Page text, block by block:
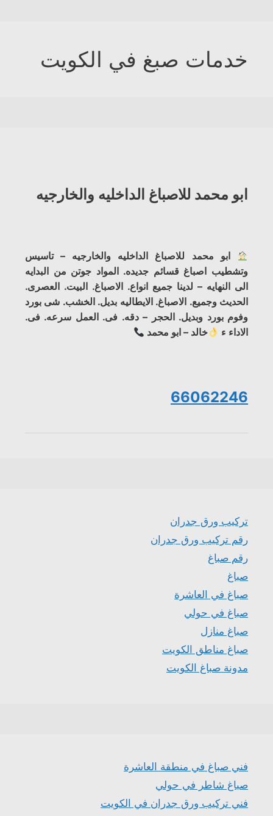
خدمات صبغ في الكويت
ابو محمد للاصباغ الداخليه والخارجيه
ابو محمد للاصباغ الداخليه والخارجيه – تاسيس
وتشطيب اصباغ قسائم جديده. المواد جوتن من البدايه
الى النهايه – لدينا جميع انواع. الاصباغ. البيت. العصرى.
الحديث وجميع. الاصباغ. الايطاليه بديل. الخشب. شى بورد
وفوم بورد وبديل. الحجر – دقه. فى. العمل سرعه. فى.
الاداء ء
خالد – ابو محمد
66062246
تركيب ورق جدران
رقم تركيب ورق جدران
رقم صباغ
صباغ
صباغ في العاشرة
صباغ في حولي
صباغ منازل
صباغ مناطق الكويت
مدونة صباغ الكويت
فني صباغ في منطقة العاشرة
صباغ شاطر في حولي
فني تركيب ورق جدران في الكويت